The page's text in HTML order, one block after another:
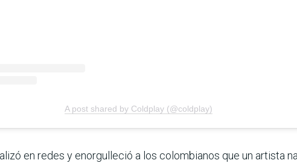
A post shared by Coldplay (@coldplay)
en redes y enorgulleció a los colombianos que un artista